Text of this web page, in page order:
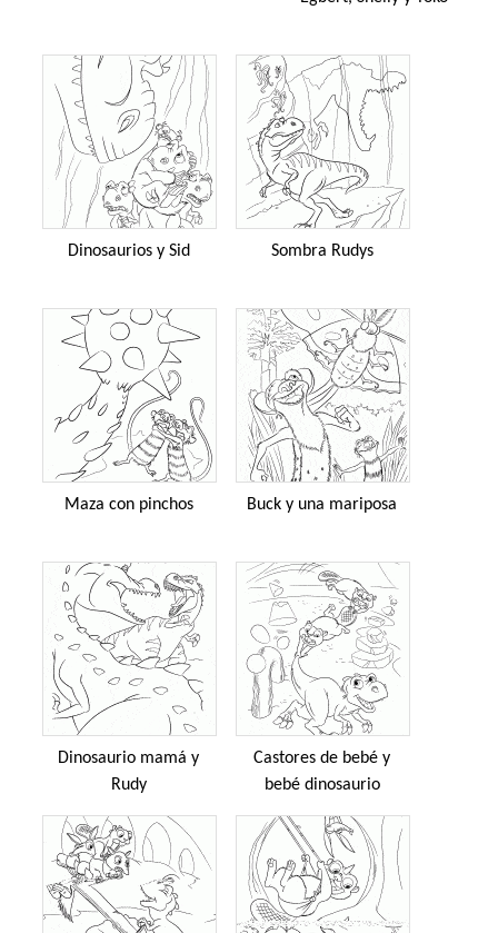
Dinosaurios y Sid Sombra Rudys
Maza con pinchos Buck y una mariposa
Dinosaurio mamá y
Rudy
Castores de bebé y
bebé dinosaurio